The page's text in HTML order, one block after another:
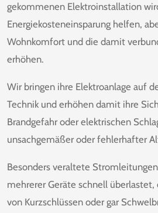
gekommenen Elektroinstallation
Energiekosteneinsparung helfen,
Wohnkomfort und die damit
erhöhen.
Wir bringen ihre Elektroanlage auf
Technik und erhöhen damit ihre
Brandgefahr oder elektrischen
unsachgemäßer oder fehlerhafter
Besonders veraltete
mehrerer Geräte schnell
von Kurzschlüssen oder gar